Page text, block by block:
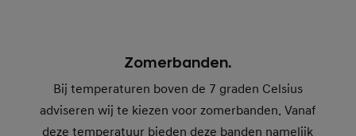
Zomerbanden.
Bij temperaturen boven de 7 graden Celsius
adviseren wij te kiezen voor zomerbanden. Vanaf
deze temperatuur bieden deze banden namelijk